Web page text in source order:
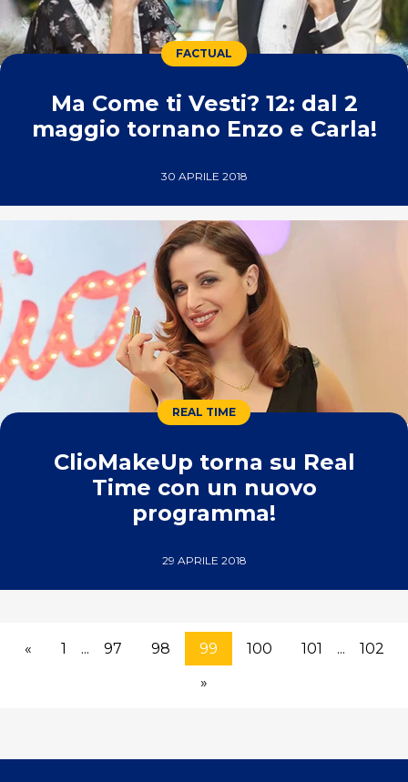
FACTUAL
Ma Come ti Vesti? 12: dal 2
maggio tornano Enzo e Carla!
30 APRILE 2018
REAL TIME
ClioMakeUp torna su Real
Time con un nuovo
programma!
29 APRILE 2018
« 1 ... 97 98 99 100 101 ...
102
»